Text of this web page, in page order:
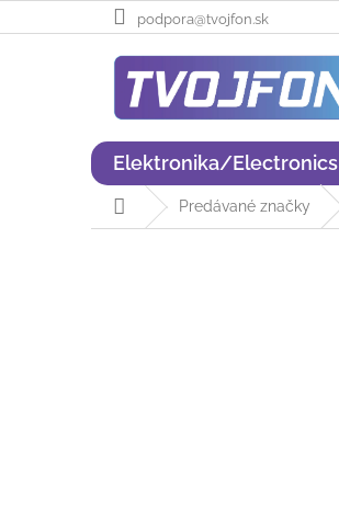
na
podpora@tvojfon.sk
Elektronika/Electronics
DomovPredávané značky